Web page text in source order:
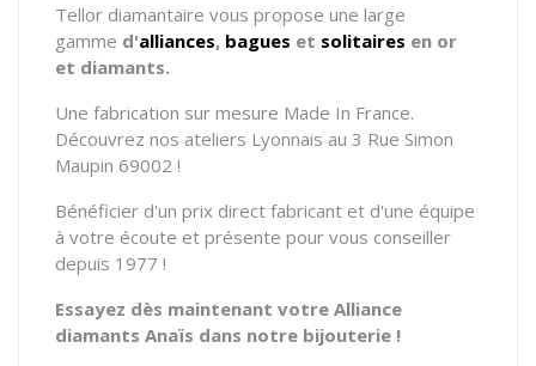
Tellor diamantaire vous propose une large
gamme d'alliances, bagues et solitaires en or
et diamants.
Une fabrication sur mesure Made In France.
Découvrez nos ateliers Lyonnais au 3 Rue Simon
Maupin 69002 !
Bénéficier d'un prix direct fabricant et d'une équipe
à votre écoute et présente pour vous conseiller
depuis 1977 !
Essayez dès maintenant votre Alliance
diamants Anaïs dans notre bijouterie !